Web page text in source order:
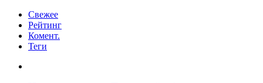
Свежее
Рейтинг
Комент.
Теги